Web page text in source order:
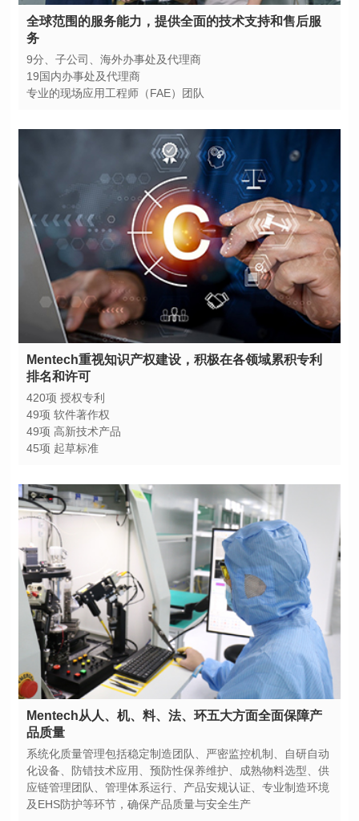
务
9分、子公司、海外办事处及代理商
19国内办事处及代理商
专业的现场应用工程师（FAE）团队
排名和许可
420项 授权专利
49项 软件著作权
49项 高新技术产品
45项 起草标准
品质量
及EHS防护等环节，确保产品质量与安全生产